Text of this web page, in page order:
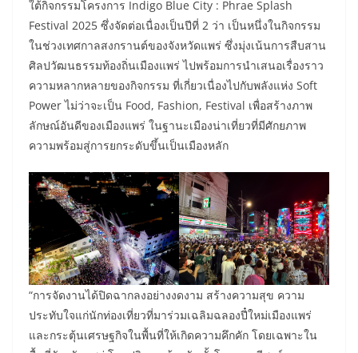
ใต้กิจกรรมโครงการ Indigo Blue City : Phrae Splash
Festival 2025 ซึ่งจัดต่อเนื่องเป็นปีที่ 2 ว่า เป็นหนึ่งในกิจกรรม
ในช่วงเทศกาลสงกรานต์ของจังหวัดแพร่ ซึ่งมุ่งเน้นการสืบสาน
ศิลปวัฒนธรรมท้องถิ่นเมืองแพร่ ไปพร้อมการนำเสนอเรื่องราว
ความหลากหลายของกิจกรรม ที่เกี่ยวเนื่องไปกับพลังแห่ง Soft
Power ไม่ว่าจะเป็น Food, Fashion, Festival เพื่อสร้างภาพ
ลักษณ์อันดีของเมืองแพร่ ในฐานะเมืองน่าเที่ยวที่มีศักยภาพ
ความพร้อมสู่การยกระดับขึ้นเป็นเมืองหลัก
“การจัดงานได้ปิดฉากลงอย่างงดงาม สร้างความสุข ความ
ประทับใจแก่นักท่องเที่ยวที่มาร่วมเฉลิมฉลองปี๋ใหม่เมืองแพร่
และกระตุ้นเศรษฐกิจในพื้นที่ให้เกิดความคึกคัก โดยเฉพาะใน